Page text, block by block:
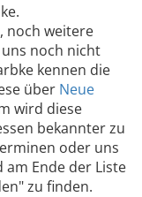
noch weitere
noch nicht
kennen die
über Neue
wird diese
bekannter zu
oder uns
Ende der Liste
zu finden.